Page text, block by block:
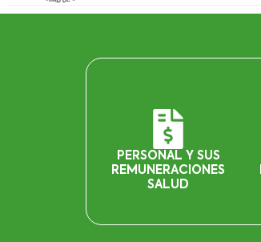
PERSONAL Y SUS
REMUNERACIONES
SALUD